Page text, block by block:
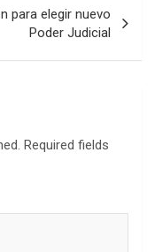
para elegir nuevo
Poder Judicial
Required fields